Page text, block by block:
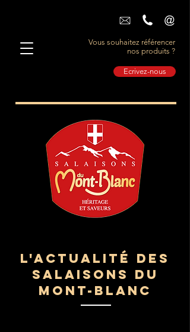
Vous souhaitez référencer
nos produits ?
Ecrivez-nous
L'actualité des
Salaisons du
Mont-Blanc